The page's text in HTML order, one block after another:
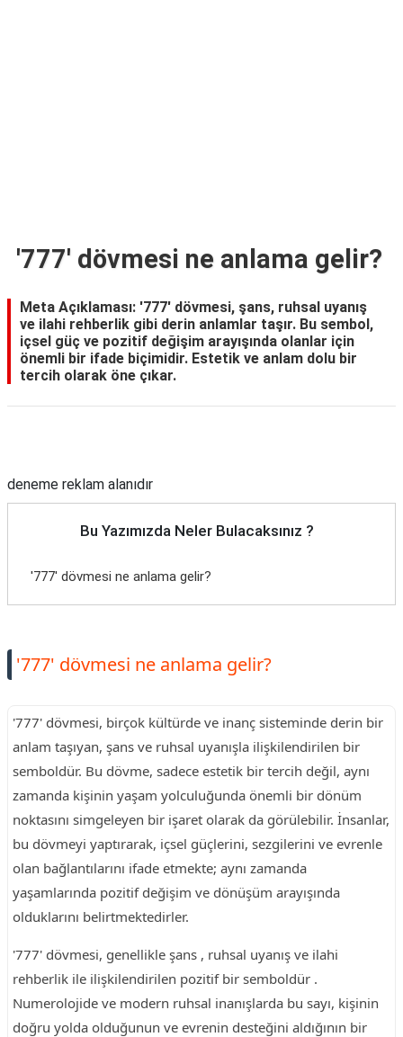
'777' dövmesi ne anlama gelir?
Meta Açıklaması: '777' dövmesi, şans, ruhsal uyanış
ve ilahi rehberlik gibi derin anlamlar taşır. Bu sembol,
içsel güç ve pozitif değişim arayışında olanlar için
önemli bir ifade biçimidir. Estetik ve anlam dolu bir
tercih olarak öne çıkar.
deneme reklam alanıdır
Bu Yazımızda Neler Bulacaksınız ?
'777' dövmesi ne anlama gelir?
'777' dövmesi ne anlama gelir?
'777' dövmesi, birçok kültürde ve inanç sisteminde derin bir
anlam taşıyan, şans ve ruhsal uyanışla ilişkilendirilen bir
semboldür. Bu dövme, sadece estetik bir tercih değil, aynı
zamanda kişinin yaşam yolculuğunda önemli bir dönüm
noktasını simgeleyen bir işaret olarak da görülebilir. İnsanlar,
bu dövmeyi yaptırarak, içsel güçlerini, sezgilerini ve evrenle
olan bağlantılarını ifade etmekte; aynı zamanda
yaşamlarında pozitif değişim ve dönüşüm arayışında
olduklarını belirtmektedirler.
'777' dövmesi, genellikle şans , ruhsal uyanış ve ilahi
rehberlik ile ilişkilendirilen pozitif bir semboldür .
Numerolojide ve modern ruhsal inanışlarda bu sayı, kişinin
doğru yolda olduğunun ve evrenin desteğini aldığının bir